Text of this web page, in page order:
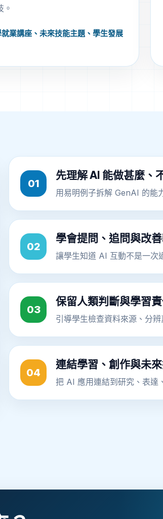
。
業講座、未來技能主題、學生發展
01
先理解 AI 能做甚麼、
用易明例子拆解 GenAI 的能
02
學會提問、追問與改
讓學生知道 AI 互動不是一次
03
保留人類判斷與學習
引導學生檢查資料來源、分
04
連結學習、創作與未
把 AI 應用連結到研究、表達